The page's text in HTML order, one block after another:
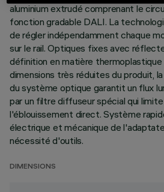
aluminium extrudé comprenant le
fonction gradable DALI. La
de régler indépendamment chaque
sur le rail. Optiques fixes avec
définition en matière
dimensions très réduites du produit,
du système optique garantit un flux
par un filtre diffuseur spécial qui
l'éblouissement direct. Système
électrique et mécanique de
nécessité d'outils.
DIMENSIONS